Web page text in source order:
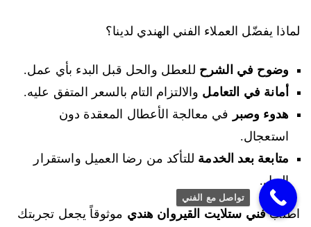
لماذا يفضّل العملاء الفني الهندي لدينا؟
وضوح في الشرح للعطل والحل قبل البدء بأي عمل.
أمانة في التعامل والالتزام التام بالسعر المتفق عليه.
هدوء وصبر في معالجة الأعطال المعقدة دون
استعجال.
متابعة بعد الخدمة للتأكد من رضا العميل واستقرار
الحل.
اطلبفني ستلايت القيروان هندي موثوقاً يجعل تجربتك
تواصل مع الفني